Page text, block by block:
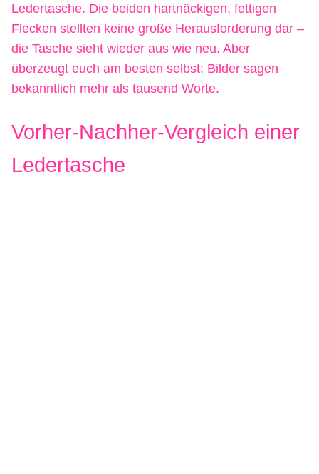
Ledertasche. Die beiden hartnäckigen, fettigen
Flecken stellten keine große Herausforderung dar –
die Tasche sieht wieder aus wie neu. Aber
überzeugt euch am besten selbst: Bilder sagen
bekanntlich mehr als tausend Worte.
Vorher-Nachher-Vergleich einer
Ledertasche